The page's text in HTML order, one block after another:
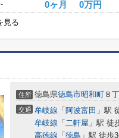
- 0ヶ月 0万円
見る
住所 徳島県徳島市昭和町 ８
交通 牟岐線 「 阿波富田 」駅
牟岐線 「 二軒屋 」駅 徒
高徳線 「 徳島 」駅 徒歩